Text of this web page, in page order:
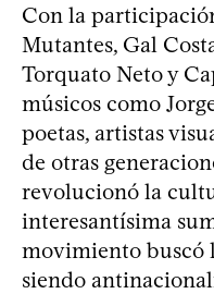
Con la
Mutantes, Gal
Torquato Neto y
músicos como
poetas, artistas
de otras
revolucionó la
interesantísima
movimiento buscó
siendo